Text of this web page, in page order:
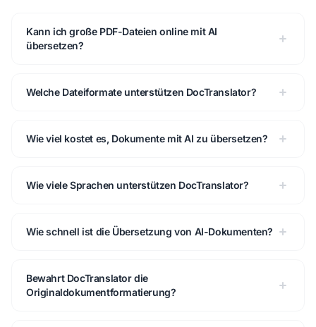
Kann ich große PDF-Dateien online mit AI
übersetzen?
Welche Dateiformate unterstützen DocTranslator?
Wie viel kostet es, Dokumente mit AI zu übersetzen?
Wie viele Sprachen unterstützen DocTranslator?
Wie schnell ist die Übersetzung von AI-Dokumenten?
Bewahrt DocTranslator die
Originaldokumentformatierung?